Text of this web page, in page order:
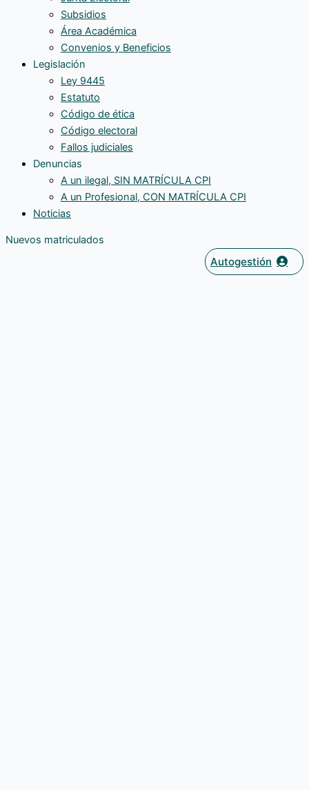
Subsidios
Área Académica
Convenios y Beneficios
Legislación
Ley 9445
Estatuto
Código de ética
Código electoral
Fallos judiciales
Denuncias
A un ilegal, SIN MATRÍCULA CPI
A un Profesional, CON MATRÍCULA CPI
Noticias
Nuevos matriculados
Autogestión